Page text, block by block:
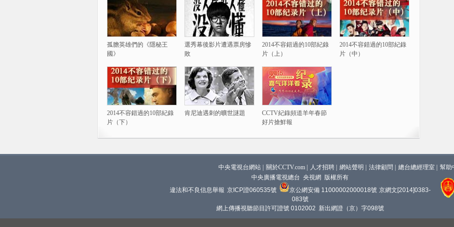
孤膽英雄們的《隱秘王
國》
選秀幕後影片遭遇票房慘
敗
2014不容錯過的10部紀錄
片（上）
2014不容錯過的10部紀錄
片（中）
2014不容錯過的10部紀錄
片（下）
肯尼迪遇刺的曠世謎題
CCTV紀錄頻道羊年春節
好片搶鮮報
中央電視台網站 關於CCTV.com 人才招聘 網站聲明 法律顧問 總台總經理室
幫助
中央廣播電視總台 央視網 版權所有
違法和不良信息舉報 京ICP證060535號 京公網安備 11000002000018號 京網文[2014]0383-
083號
網上傳播視聽節目許可證號 0102002 新出網證（京）字098號